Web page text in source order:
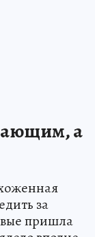
а
за
пришла